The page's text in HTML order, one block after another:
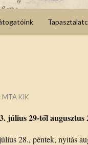
MTA KIK
július 29-től augusztus
28., péntek, nyitás